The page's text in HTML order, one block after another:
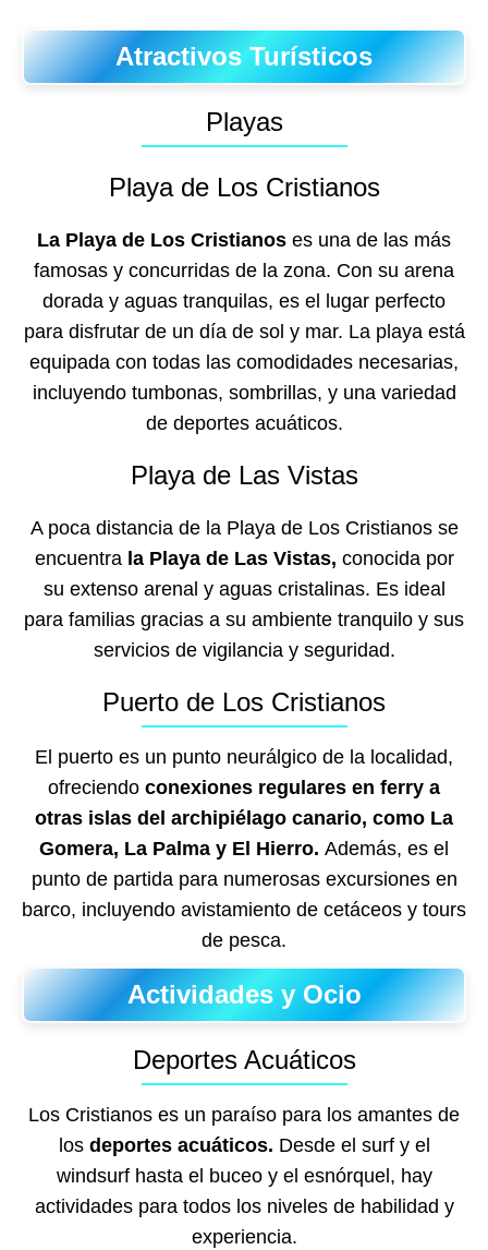
Atractivos Turísticos
Playas
Playa de Los Cristianos
La Playa de Los Cristianos es una de las más
famosas y concurridas de la zona. Con su arena
dorada y aguas tranquilas, es el lugar perfecto
para disfrutar de un día de sol y mar. La playa está
equipada con todas las comodidades necesarias,
incluyendo tumbonas, sombrillas, y una variedad
de deportes acuáticos.
Playa de Las Vistas
A poca distancia de la Playa de Los Cristianos se
encuentrala Playa de Las Vistas, conocida por
su extenso arenal y aguas cristalinas. Es ideal
para familias gracias a su ambiente tranquilo y sus
servicios de vigilancia y seguridad.
Puerto de Los Cristianos
El puerto es un punto neurálgico de la localidad,
ofreciendo conexiones regulares en ferry a
otras islas del archipiélago canario, como La
Gomera, La Palma y El Hierro. Además, es el
punto de partida para numerosas excursiones en
barco, incluyendo avistamiento de cetáceos y tours
de pesca.
Actividades y Ocio
Deportes Acuáticos
Los Cristianos es un paraíso para los amantes de
losdeportes acuáticos. Desde el surf y el
windsurf hasta el buceo y el esnórquel, hay
actividades para todos los niveles de habilidad y
experiencia.